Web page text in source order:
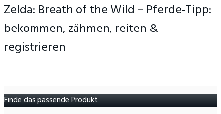
Zelda: Breath of the Wild – Pferde-Tipp:
bekommen, zähmen, reiten &
registrieren
Finde das passende Produkt